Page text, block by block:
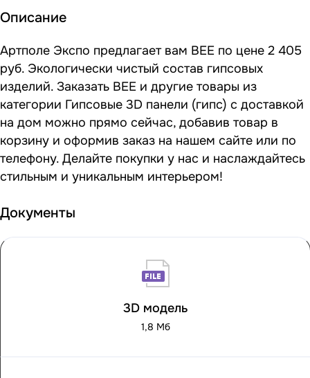
Описание
Артполе Экспо предлагает вам BEE по цене 2 405
руб. Экологически чистый состав гипсовых
изделий. Заказать BEE и другие товары из
категории Гипсовые 3D панели (гипс) с доставкой
на дом можно прямо сейчас, добавив товар в
корзину и оформив заказ на нашем сайте или по
телефону. Делайте покупки у нас и наслаждайтесь
стильным и уникальным интерьером!
Документы
3D модель
1,8 Мб